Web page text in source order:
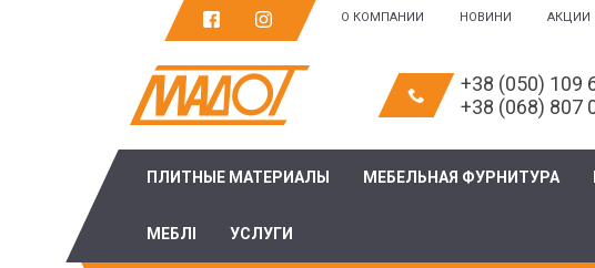
О КОМПАНИИ НОВИНИ АКЦИИ
+38 (050) 109
+38 (068) 807
ПЛИТНЫЕ МАТЕРИАЛЫ МЕБЕЛЬНАЯ ФУРНИТУРА
МЕБЛІ УСЛУГИ